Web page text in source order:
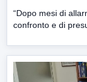
“Dopo mesi di
confronto e di